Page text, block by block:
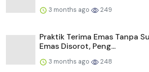
3 months ago 249
Praktik Terima Emas Tanpa
Emas Disorot, Peng...
3 months ago 248